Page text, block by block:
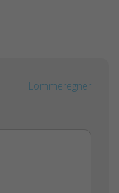
Lommeregner